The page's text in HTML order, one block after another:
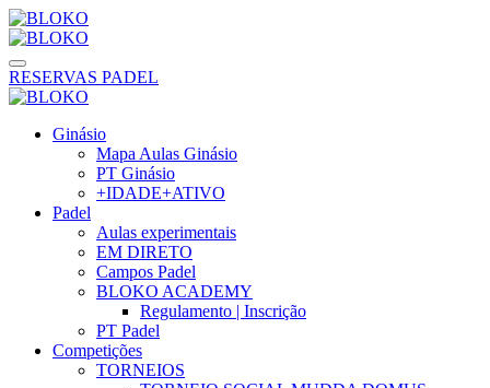
RESERVAS PADEL
Ginásio
Mapa Aulas Ginásio
PT Ginásio
+IDADE+ATIVO
Padel
Aulas experimentais
EM DIRETO
Campos Padel
BLOKO ACADEMY
Regulamento | Inscrição
PT Padel
Competições
TORNEIOS